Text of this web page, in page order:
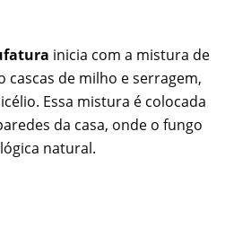
inicia com a mistura de
cascas de milho e serragem,
Essa mistura é colocada
da casa, onde o fungo
natural.